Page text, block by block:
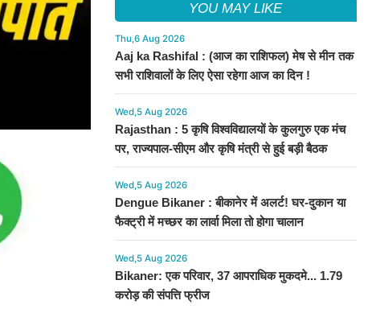
YOU MAY LIKE
Thu,6 Aug 2026
Aaj ka Rashifal : (आज का राशिफल) मेष से मीन तक
सभी राशिवालों के लिए ऐसा रहेगा आज का दिन !
Wed,5 Aug 2026
Rajasthan : 5 कृषि विश्वविद्यालयों के कुलगुरु एक मंच
पर, राज्यपाल-सीएम और कृषि मंत्री से हुई बड़ी बैठक
Wed,5 Aug 2026
Dengue Bikaner : बीकानेर में अलर्ट! घर-दुकान या
फैक्ट्री में मच्छर का लार्वा मिला तो होगा चालान
Wed,5 Aug 2026
Bikaner: एक परिवार, 37 आपराधिक मुकदमे... 1.79
करोड़ की संपत्ति फ्रीज